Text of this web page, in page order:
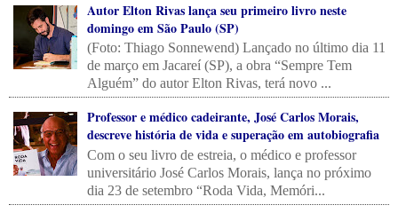
Autor Elton Rivas lança seu primeiro livro neste
domingo em São Paulo (SP)
(Foto: Thiago Sonnewend) Lançado no último dia 11
de março em Jacareí (SP), a obra “Sempre Tem
Alguém” do autor Elton Rivas, terá novo ...
Professor e médico cadeirante, José Carlos Morais,
descreve história de vida e superação em autobiografia
Com o seu livro de estreia, o médico e professor
universitário José Carlos Morais, lança no próximo
dia 23 de setembro “Roda Vida, Memóri...